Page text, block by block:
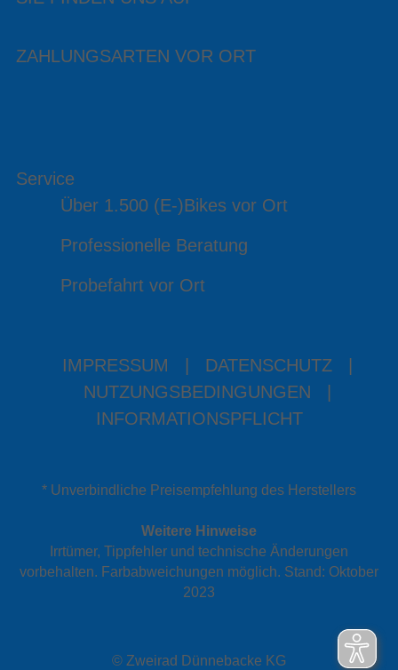
ZAHLUNGSARTEN VOR ORT
Service
Über 1.500 (E-)Bikes vor Ort
Professionelle Beratung
Probefahrt vor Ort
IMPRESSUM DATENSCHUTZ
NUTZUNGSBEDINGUNGEN
INFORMATIONSPFLICHT
* Unverbindliche Preisempfehlung des Herstellers
Weitere Hinweise
Irrtümer, Tippfehler und technische Änderungen
vorbehalten. Farbabweichungen möglich. Stand: Oktober
2023
© Zweirad Dünnebacke KG